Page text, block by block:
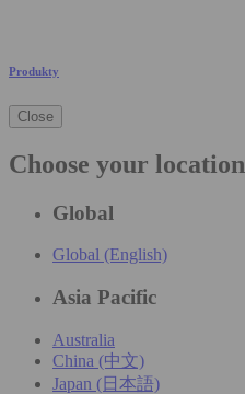
Produkty
Close
Choose your location
Global
Global (English)
Asia Pacific
Australia
China (中文)
Japan (日本語)